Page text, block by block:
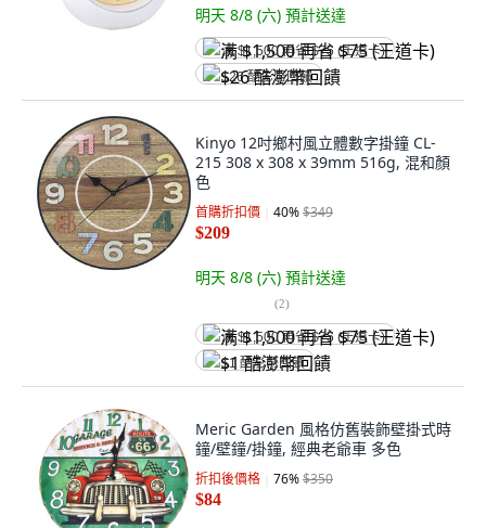
明天 8/8 (六) 預計送達
满 $1,500 再省 $75 (王道卡)
$26 酷澎幣回饋
Kinyo 12吋鄉村風立體數字掛鐘 CL-
215 308 x 308 x 39mm 516g, 混和顏
色
首購折扣價 40%$349
$209
明天 8/8 (六) 預計送達
(2)
满 $1,500 再省 $75 (王道卡)
$1 酷澎幣回饋
Meric Garden 風格仿舊裝飾壁掛式時
鐘/壁鐘/掛鐘, 經典老爺車 多色
折扣後價格 76%$350
$84